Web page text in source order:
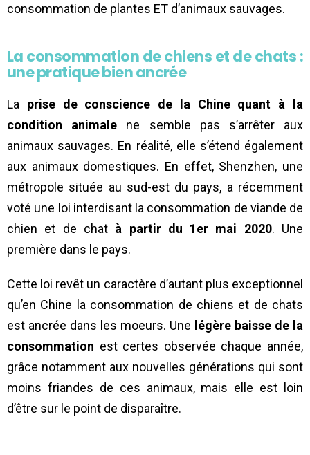
consommation de plantes ET d’animaux sauvages.
La consommation de chiens et de chats :
une pratique bien ancrée
La prise de conscience de la Chine quant à la
condition animale ne semble pas s’arrêter aux
animaux sauvages. En réalité, elle s’étend également
aux animaux domestiques. En effet, Shenzhen, une
métropole située au sud-est du pays, a récemment
voté une loi interdisant la consommation de viande de
chien et de chat à partir du 1er mai 2020. Une
première dans le pays.
Cette loi revêt un caractère d’autant plus exceptionnel
qu’en Chine la consommation de chiens et de chats
est ancrée dans les moeurs. Une légère baisse de la
consommation est certes observée chaque année,
grâce notamment aux nouvelles générations qui sont
moins friandes de ces animaux, mais elle est loin
d’être sur le point de disparaître.